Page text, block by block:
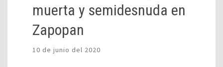
muerta y semidesnuda en
Zapopan
10 de junio del 2020